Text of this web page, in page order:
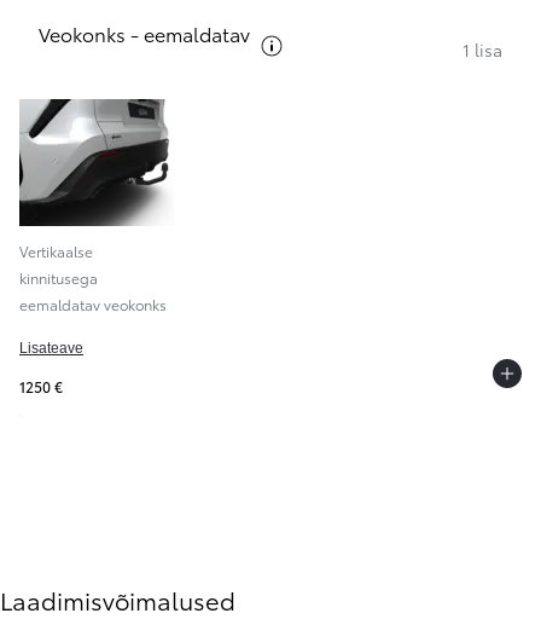
Veokonks - eemaldatav
1 lisa
Vertikaalse
kinnitusega
eemaldatav veokonks
Lisateave
1250 €
Laadimisvõimalused